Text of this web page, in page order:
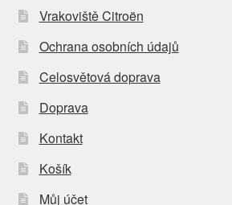
Vrakoviště Citroën
Ochrana osobních údajů
Celosvětová doprava
Doprava
Kontakt
Košík
Můj účet